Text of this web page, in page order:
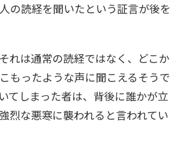
の読経を聞いたという証言が後を
れは通常の読経ではなく、どこか
もったような声に聞こえるそうで
てしまった者は、背後に誰かが立
烈な悪寒に襲われると言われてい